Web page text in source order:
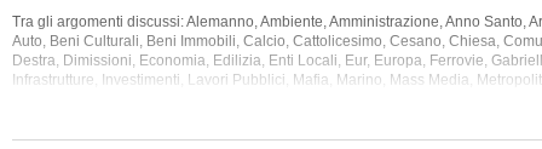
Tra gli argomenti discussi: Alemanno, Ambiente, Amministrazione, Anno Santo,
Auto, Beni Culturali, Beni Immobili, Calcio, Cattolicesimo, Cesano, Chiesa,
Destra, Dimissioni, Economia, Edilizia, Enti Locali, Eur, Europa, Ferrovie,
Infrastrutture, Investimenti, Lavori Pubblici, Mafia, Marino, Mass Media,
Trasporti, Turismo, Urbanistica, Vaticano.